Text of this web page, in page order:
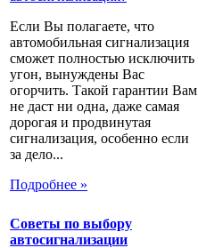
Если Вы полагаете, что
автомобильная сигнализация
сможет полностью исключить
угон, вынуждены Вас
огорчить. Такой гарантии Вам
не даст ни одна, даже самая
дорогая и продвинутая
сигнализация, особенно если
за дело...
Подробнее »
Советы по выбору
автосигнализации